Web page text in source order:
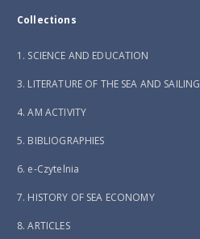
Collections
1. SCIENCE AND EDUCATION
3. LITERATURE OF THE SEA AND SAILING
4. AM ACTIVITY
5. BIBLIOGRAPHIES
6. e-Czytelnia
7. HISTORY OF SEA ECONOMY
8. ARTICLES